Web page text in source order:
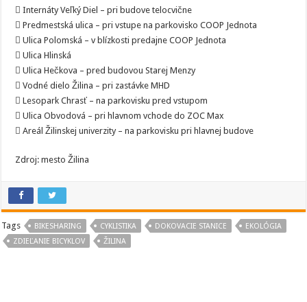
 Internáty Veľký Diel – pri budove telocvične
 Predmestská ulica – pri vstupe na parkovisko COOP Jednota
 Ulica Polomská – v blízkosti predajne COOP Jednota
 Ulica Hlinská
 Ulica Hečkova – pred budovou Starej Menzy
 Vodné dielo Žilina – pri zastávke MHD
 Lesopark Chrasť – na parkovisku pred vstupom
 Ulica Obvodová – pri hlavnom vchode do ZOC Max
 Areál Žilinskej univerzity – na parkovisku pri hlavnej budove
Zdroj: mesto Žilina
Tags BIKESHARING CYKLISTIKA DOKOVACIE STANICE
EKOLÓGIA
ZDIEĽANIE BICYKLOV
ŽILINA